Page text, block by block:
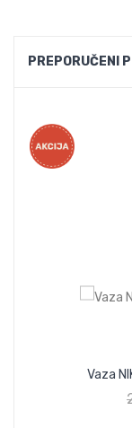
PREPORUČENI
Vaza